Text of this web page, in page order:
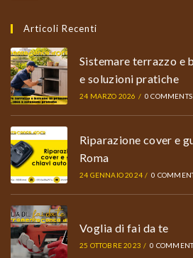
Articoli Recenti
Sistemare terrazzo e
e soluzioni pratiche
24 MARZO 2026 / 0 COMMENTS
Riparazione cover e
Roma
24 GENNAIO 2024 / 0
Voglia di fai da te
25 OTTOBRE 2023 / 0